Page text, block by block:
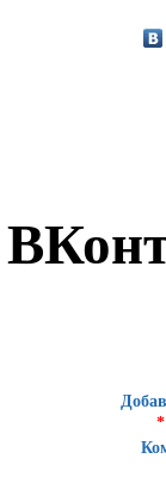
*